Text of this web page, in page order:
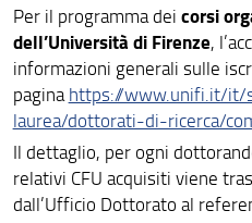
Per il programma dei corsi
dell’Università di Firenze,
informazioni generali sulle
paginahttps://www.unifi.it/it/
laurea/dottorati-di-ricerca/
Il dettaglio, per ogni
relativi CFU acquisiti viene
dall’Ufficio Dottorato al